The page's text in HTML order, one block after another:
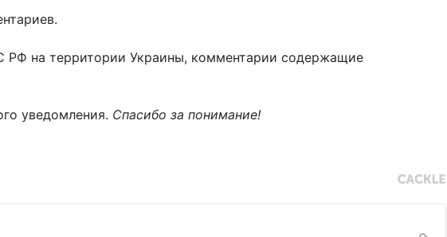
РФ на территории Украины, комментарии содержащие
уведомления. Спасибо за понимание!